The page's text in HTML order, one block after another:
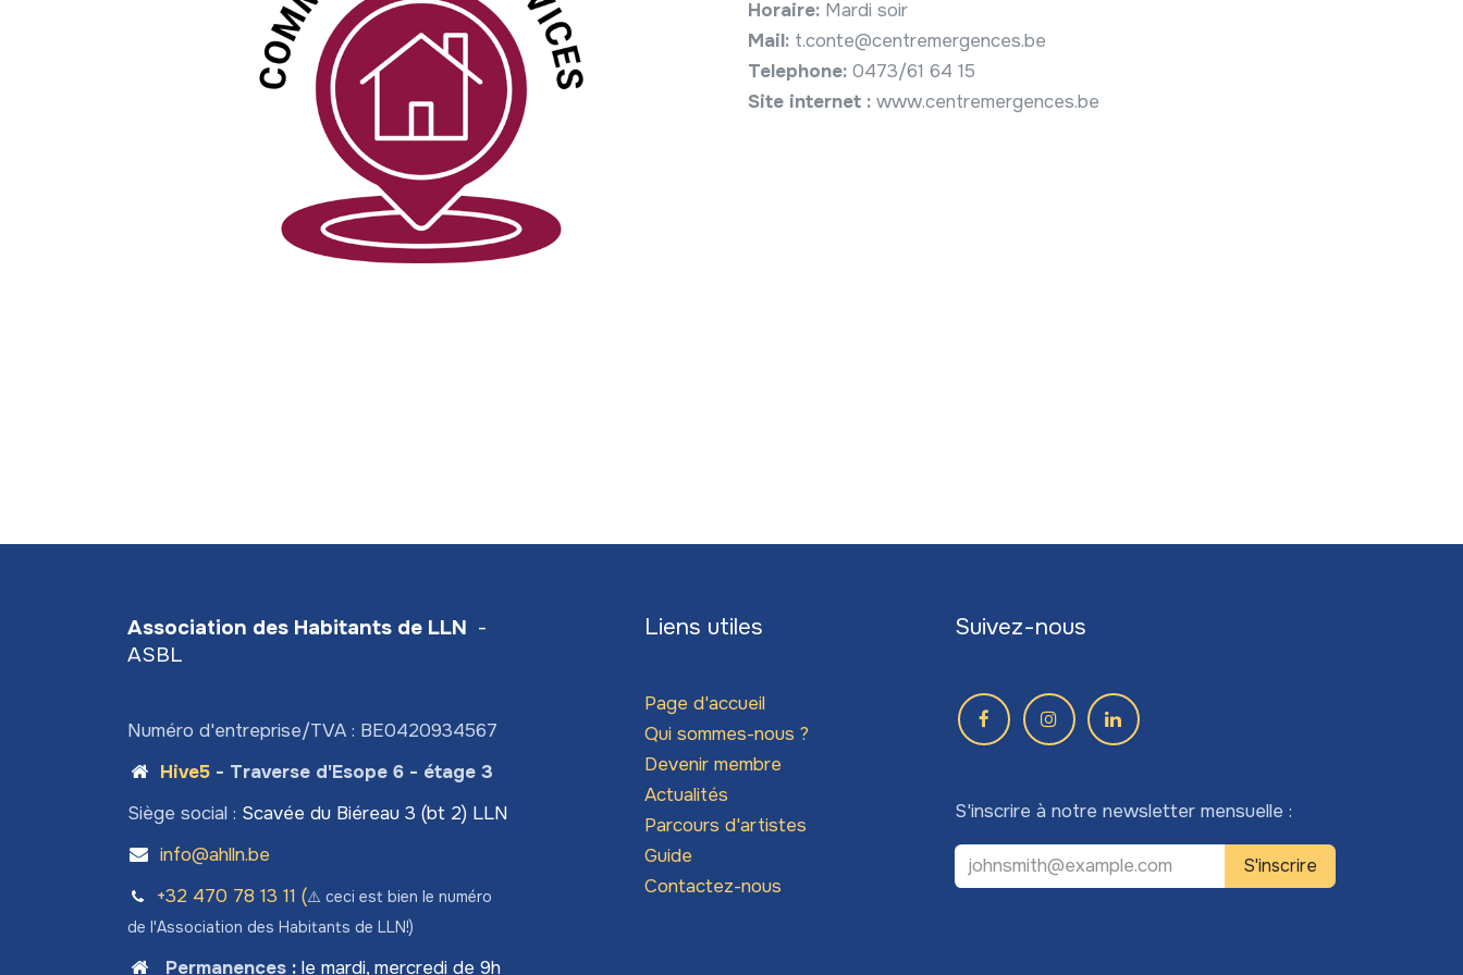
Horaire: Mardi soir
Mail: t.conte@centremergences.be
Telephone: 0473/61 64 15
Site internet : www.centremergences.be
Association des Habitants de LLN -
ASBL
Numéro d'entreprise/TVA : BE0420934567
Hive5- Traverse d'Esope 6 - étage 3
Siège social : Scavée du Biéreau 3 (bt 2) LLN
info@ahlln.be
+32 470 78​ 13 11 (⚠️ ceci est bien le numéro
de l'Association des Habitants de LLN!)
Permanences: le mardi, mercredi de 9h
Liens utiles
Page d'accueil
Qui sommes-nous ?
Devenir membre
Actualités
Parcours d'artistes
Guide
Contactez-nous
Suivez-nous
S'inscrire à notre newsletter mensuelle :
S'inscrire